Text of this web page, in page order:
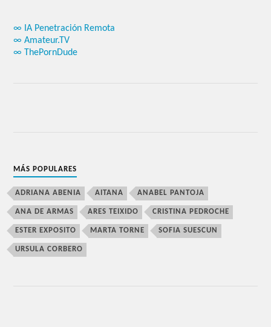
∞ IA Penetración Remota
∞ Amateur.TV
∞ ThePornDude
MÁS POPULARES
ADRIANA ABENIA AITANA ANABEL PANTOJA
ANA DE ARMAS ARES TEIXIDO CRISTINA PEDROCHE
ESTER EXPOSITO MARTA TORNE SOFIA SUESCUN
URSULA CORBERO